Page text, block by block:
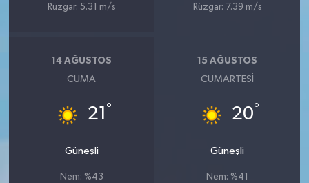
Rüzgar: 5.31 m/s
Rüzgar: 7.39 m/s
14 AĞUSTOS
CUMA
21 °
Güneşli
Nem: %43
15 AĞUSTOS
CUMARTESI
20°
Güneşli
Nem: %41